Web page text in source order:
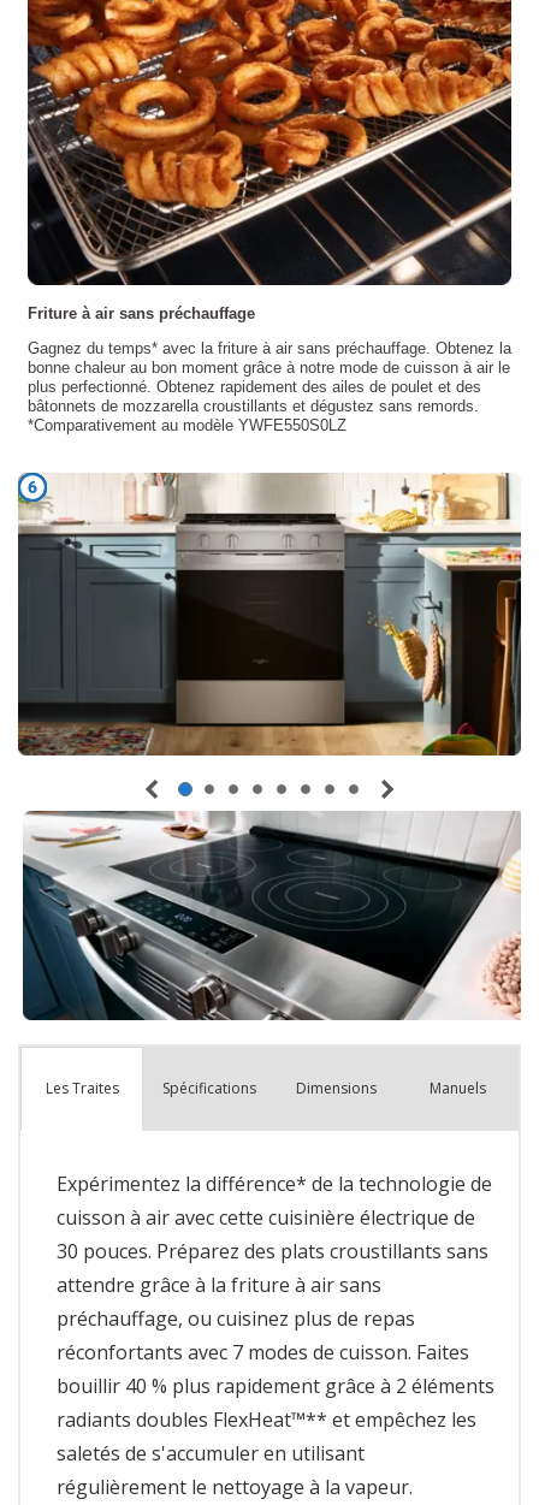
Les Traites Spécifications Dimensions Manuels
Expérimentez la différence* de la technologie de
cuisson à air avec cette cuisinière électrique de
30 pouces. Préparez des plats croustillants sans
attendre grâce à la friture à air sans
préchauffage, ou cuisinez plus de repas
réconfortants avec 7 modes de cuisson. Faites
bouillir 40 % plus rapidement grâce à 2 éléments
radiants doubles FlexHeat™** et empêchez les
saletés de s'accumuler en utilisant
régulièrement le nettoyage à la vapeur.